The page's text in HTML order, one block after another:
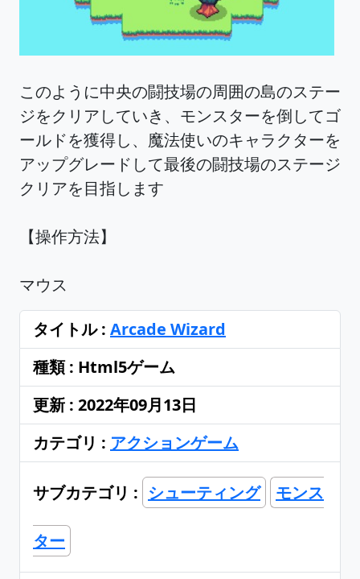
このように中央の闘技場の周囲の島のステー
ジをクリアしていき、モンスターを倒してゴ
ールドを獲得し、魔法使いのキャラクターを
アップグレードして最後の闘技場のステージ
クリアを目指します
【操作方法】
マウス
タイトル : Arcade Wizard
種類 : Html5ゲーム
更新 : 2022年09月13日
カテゴリ : アクションゲーム
サブカテゴリ : シューティング モンス
ター